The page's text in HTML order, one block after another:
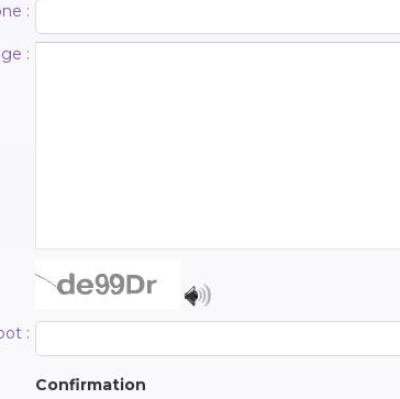
:
:
:
Confirmation